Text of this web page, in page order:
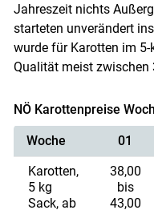
Jahreszeit nichts
starteten unverändert
wurde für Karotten im 5-
Qualität meist
NÖ Karottenpreise
Woche 01
Karotten,
5 kg
Sack, ab
38,00
bis
43,00